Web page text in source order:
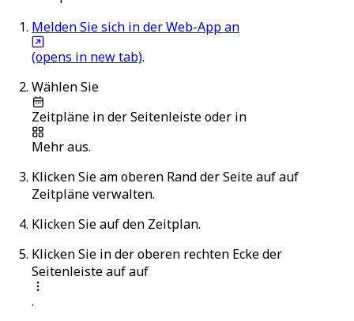
Melden Sie sich in der Web-App an
(opens in new tab).
Wählen Sie
Zeitpläne in der Seitenleiste oder in
Mehraus.
Klicken Sie am oberen Rand der Seite auf auf
Zeitpläne verwalten.
Klicken Sie auf den Zeitplan.
Klicken Sie in der oberen rechten Ecke der
Seitenleiste auf auf
.